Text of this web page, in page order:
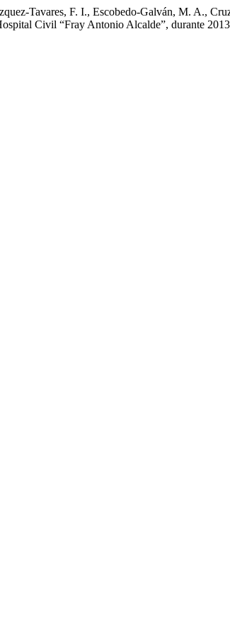
Tavares, F. I., Escobedo-Galván, M. A.,
Civil “Fray Antonio Alcalde”, durante